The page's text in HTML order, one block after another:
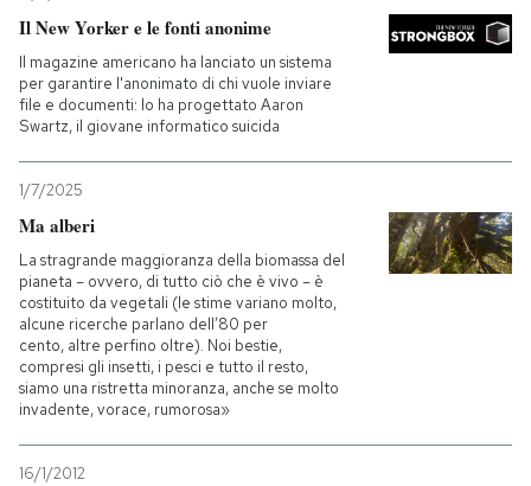
I MIEI PREFERITI
SHOP
AREA PERSONALE
Entra
Il New Yorker e le fonti anonime
Il magazine americano ha lanciato un sistema
per garantire l'anonimato di chi vuole inviare
file e documenti: lo ha progettato Aaron
Swartz, il giovane informatico suicida
1/7/2025
Ma alberi
La stragrande maggioranza della biomassa del
pianeta – ovvero, di tutto ciò che è vivo – è
costituito da vegetali (le stime variano molto,
alcune ricerche parlano dell’80 per
cento, altre perfino oltre). Noi bestie,
compresi gli insetti, i pesci e tutto il resto,
siamo una ristretta minoranza, anche se molto
invadente, vorace, rumorosa»
16/1/2012